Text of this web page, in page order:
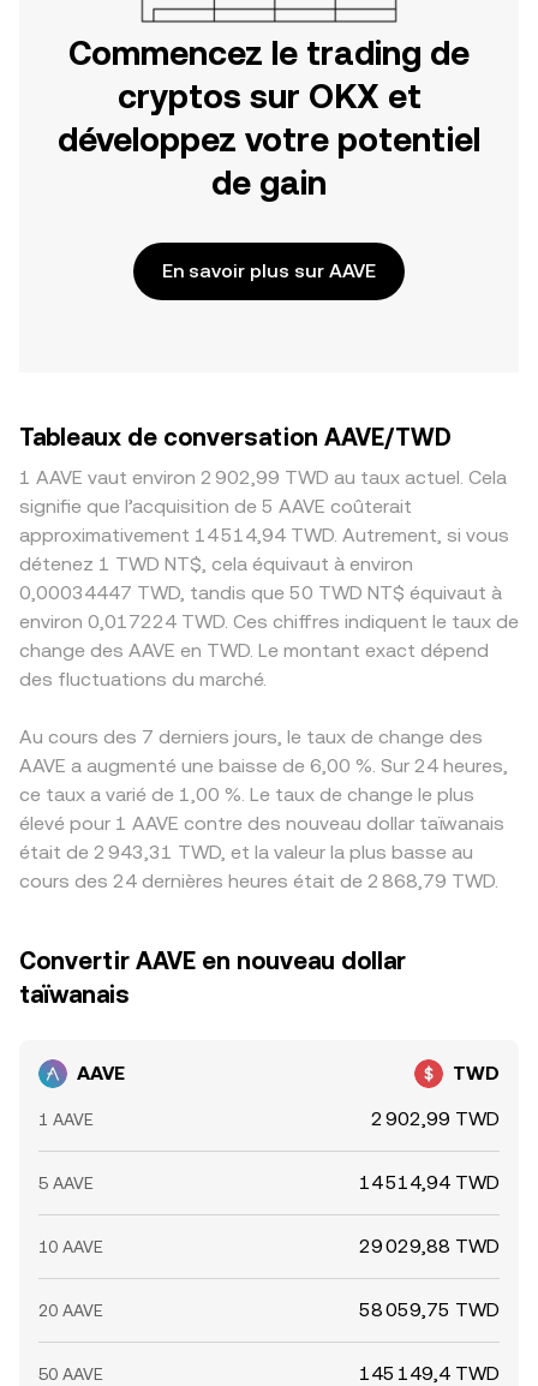
Commencez le trading de
cryptos sur OKX et
développez votre potentiel
de gain
En savoir plus sur AAVE
Tableaux de conversation AAVE/TWD
1 AAVE vaut environ 2 902,99 TWD au taux actuel. Cela
signifie que l’acquisition de 5 AAVE coûterait
approximativement 14 514,94 TWD. Autrement, si vous
détenez 1 TWD NT$, cela équivaut à environ
0,00034447 TWD, tandis que 50 TWD NT$ équivaut à
environ 0,017224 TWD. Ces chiffres indiquent le taux de
change des AAVE en TWD. Le montant exact dépend
des fluctuations du marché.
Au cours des 7 derniers jours, le taux de change des
AAVE a augmenté une baisse de 6,00 %. Sur 24 heures,
ce taux a varié de 1,00 %. Le taux de change le plus
élevé pour 1 AAVE contre des nouveau dollar taïwanais
était de 2 943,31 TWD, et la valeur la plus basse au
cours des 24 dernières heures était de 2 868,79 TWD.
Convertir AAVE en nouveau dollar
taïwanais
AAVE TWD
1 AAVE 2 902,99 TWD
5 AAVE 14 514,94 TWD
10 AAVE 29 029,88 TWD
20 AAVE 58 059,75 TWD
50 AAVE 145 149,4 TWD